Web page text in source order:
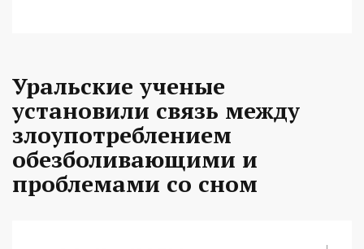
Уральские ученые
установили связь между
злоупотреблением
обезболивающими и
проблемами со сном